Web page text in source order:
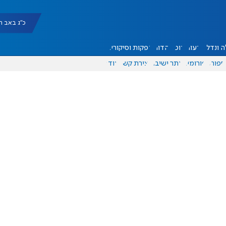
כ"ג באב תשפ"ו
ונדל"ן דעות אוכל יהדות הפקות וסיקורים
ספורט פורומים אתר ישיבה יצירת קשר עוד